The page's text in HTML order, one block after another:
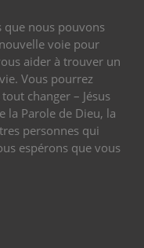
que nous pouvons
voie pour
aider à trouver un
Vous pourrez
changer – Jésus
la Parole de Dieu, la
personnes qui
espérons que vous